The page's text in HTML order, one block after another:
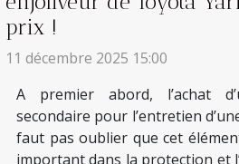
prix !
11 décembre 2025 15:00
A premier abord, l’achat
secondaire pour l’entretien
faut pas oublier que cet
important dans la protection et